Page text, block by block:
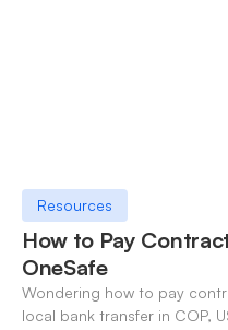
Resources
How to Pay
OneSafe
Wondering how to pay
local bank transfer in COP,